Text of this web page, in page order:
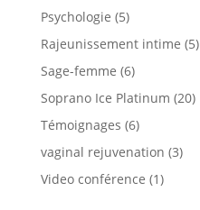
Psychologie (5)
Rajeunissement intime (5)
Sage-femme (6)
Soprano Ice Platinum (20)
Témoignages (6)
vaginal rejuvenation (3)
Video conférence (1)